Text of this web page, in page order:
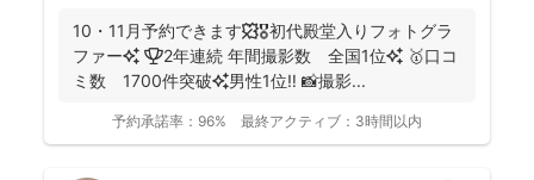
10・11月予約できます🍁🎖初代殿堂入りフォトグラ
ファー✨ 🏆2年連続 年間撮影数 全国1位✨ 🥇口コ
ミ数 1700件突破✨男性1位‼️ 📸撮影...
予約承諾率： 96% 最終アクティブ： 3時間以内